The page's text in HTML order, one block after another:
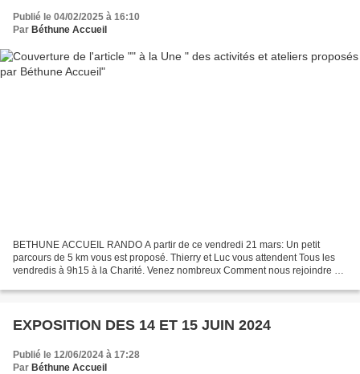
Publié le 04/02/2025 à 16:10
Par Béthune Accueil
BETHUNE ACCUEIL RANDO A partir de ce vendredi 21 mars: Un petit
parcours de 5 km vous est proposé. Thierry et Luc vous attendent Tous les
vendredis à 9h15 à la Charité. Venez nombreux Comment nous rejoindre ?
EXPOSITION DES 14 ET 15 JUIN 2024
Publié le 12/06/2024 à 17:28
Par Béthune Accueil